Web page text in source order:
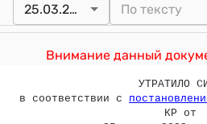
25.03.2022
Внимание данный